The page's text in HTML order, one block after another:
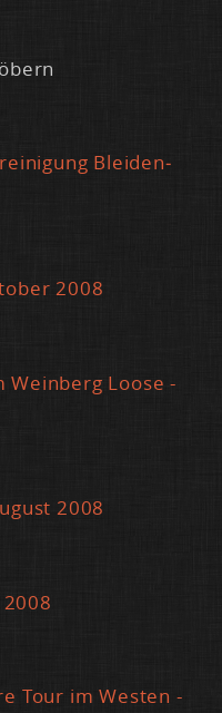
Blei­den­
2008
Loo­se -
2008
Tour im Wes­ten -